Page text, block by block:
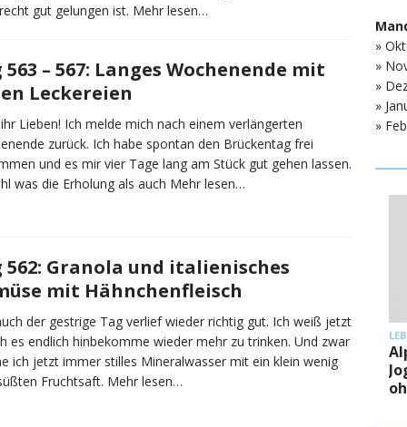
gut gelungen ist. Mehr lesen…
563 – 567: Langes Wochenende mit
Leckereien
Lieben! Ich melde mich nach einem verlängerten
zurück. Ich habe spontan den Brückentag frei
und es mir vier Tage lang am Stück gut gehen lassen.
was die Erholung als auch Mehr lesen…
562: Granola und italienisches
mit Hähnchenfleisch
der gestrige Tag verlief wieder richtig gut. Ich weiß jetzt
es endlich hinbekomme wieder mehr zu trinken. Und zwar
ich jetzt immer stilles Mineralwasser mit ein klein wenig
Fruchtsaft. Mehr lesen…
»
»
»
»
»